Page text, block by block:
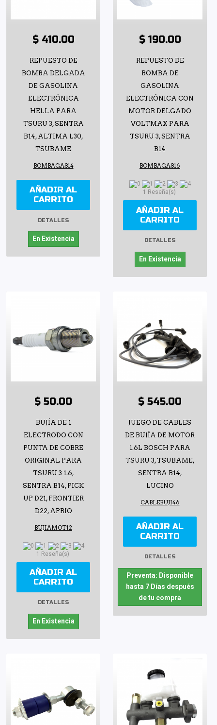
$ 410.00
REPUESTO DE
BOMBA DELGADA
DE GASOLINA
ELECTRÓNICA
HELLA PARA
TSURU 3, SENTRA
B14, ALTIMA L30,
TSUBAME
BOMBAGAS14
AÑADIR AL
CARRITO
DETALLES
En Existencia
$ 190.00
REPUESTO DE
BOMBA DE
GASOLINA
ELECTRÓNICA CON
MOTOR DELGADO
VOLTMAX PARA
TSURU 3, SENTRA
B14
BOMBAGAS16
1 Reseña(s)
AÑADIR AL
CARRITO
DETALLES
En Existencia
$ 50.00
BUJÍA DE 1
ELECTRODO CON
PUNTA DE COBRE
ORIGINAL PARA
TSURU 3 1.6,
SENTRA B14, PICK
UP D21, FRONTIER
D22, APRIO
BUJIAMOT12
1 Reseña(s)
AÑADIR AL
CARRITO
DETALLES
En Existencia
$ 545.00
JUEGO DE CABLES
DE BUJÍA DE MOTOR
1.6L BOSCH PARA
TSURU 3, TSUBAME,
SENTRA B14,
LUCINO
CABLEBUJI46
AÑADIR AL
CARRITO
DETALLES
Preventa: Disponible
hasta 7 Días después
de tu compra